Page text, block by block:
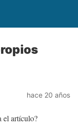
hace 20 años
el artículo?